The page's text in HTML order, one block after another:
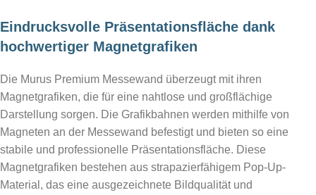
Eindrucksvolle Präsentationsfläche dank
hochwertiger Magnetgrafiken
Die Murus Premium Messewand überzeugt mit ihren
Magnetgrafiken, die für eine nahtlose und großflächige
Darstellung sorgen. Die Grafikbahnen werden mithilfe von
Magneten an der Messewand befestigt und bieten so eine
stabile und professionelle Präsentationsfläche. Diese
Magnetgrafiken bestehen aus strapazierfähigem Pop-Up-
Material, das eine ausgezeichnete Bildqualität und